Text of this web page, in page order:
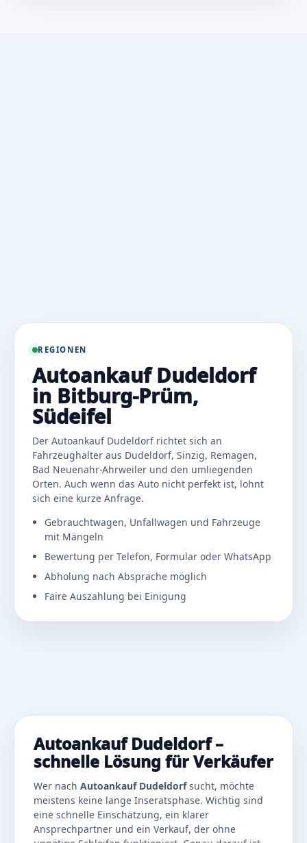
REGIONEN
Autoankauf Dudeldorf
in Bitburg-Prüm,
Südeifel
Der Autoankauf Dudeldorf richtet sich an
Fahrzeughalter aus Dudeldorf, Sinzig, Remagen,
Bad Neuenahr-Ahrweiler und den umliegenden
Orten. Auch wenn das Auto nicht perfekt ist, lohnt
sich eine kurze Anfrage.
Gebrauchtwagen, Unfallwagen und Fahrzeuge
mit Mängeln
Bewertung per Telefon, Formular oder WhatsApp
Abholung nach Absprache möglich
Faire Auszahlung bei Einigung
Autoankauf Dudeldorf –
schnelle Lösung für Verkäufer
Wer nach Autoankauf Dudeldorfsucht, möchte
meistens keine lange Inseratsphase. Wichtig sind
eine schnelle Einschätzung, ein klarer
Ansprechpartner und ein Verkauf, der ohne